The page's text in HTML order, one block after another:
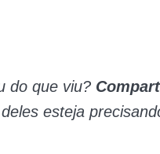
do que viu?
esteja